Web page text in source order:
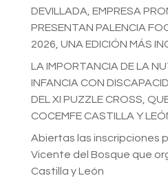
DEVILLADA, EMPRESA
PRESENTAN PALENCIA
2026, UNA EDICIÓN MÁS
LA IMPORTANCIA DE LA
INFANCIA CON
DEL XI PUZZLE CROSS,
COCEMFE CASTILLA Y
Abiertas las inscripciones
Vicente del Bosque que
Castilla y León